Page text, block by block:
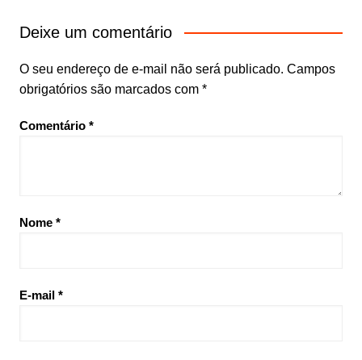
Deixe um comentário
O seu endereço de e-mail não será publicado. Campos
obrigatórios são marcados com *
Comentário *
Nome *
E-mail *